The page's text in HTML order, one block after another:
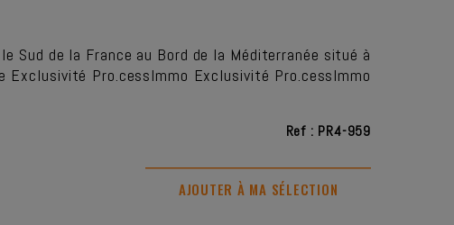
Sud de la France au Bord de la Méditerranée situé à
Pro.cessImmo Exclusivité Pro.cessImmo
Ref : PR4-959
AJOUTER À MA SÉLECTION